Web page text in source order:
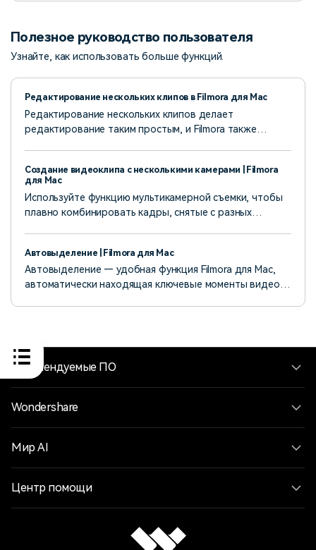
Полезное руководство пользователя
Узнайте, как использовать больше функций.
Редактирование нескольких клипов в Filmora для Mac
Редактирование нескольких клипов делает
редактирование таким простым, и Filmora также
Создание видеоклипа с несколькими камерами | Filmora
для Mac
Используйте функцию мультикамерной съемки, чтобы
плавно комбинировать кадры, снятые с разных
рассказывая историю вашего видео.
Автовыделение | Filmora для Mac
Автовыделение — удобная функция Filmora для Mac,
автоматически находящая ключевые моменты видео,
Рекомендуемые ПО
Wondershare
Мир AI
Центр помощи